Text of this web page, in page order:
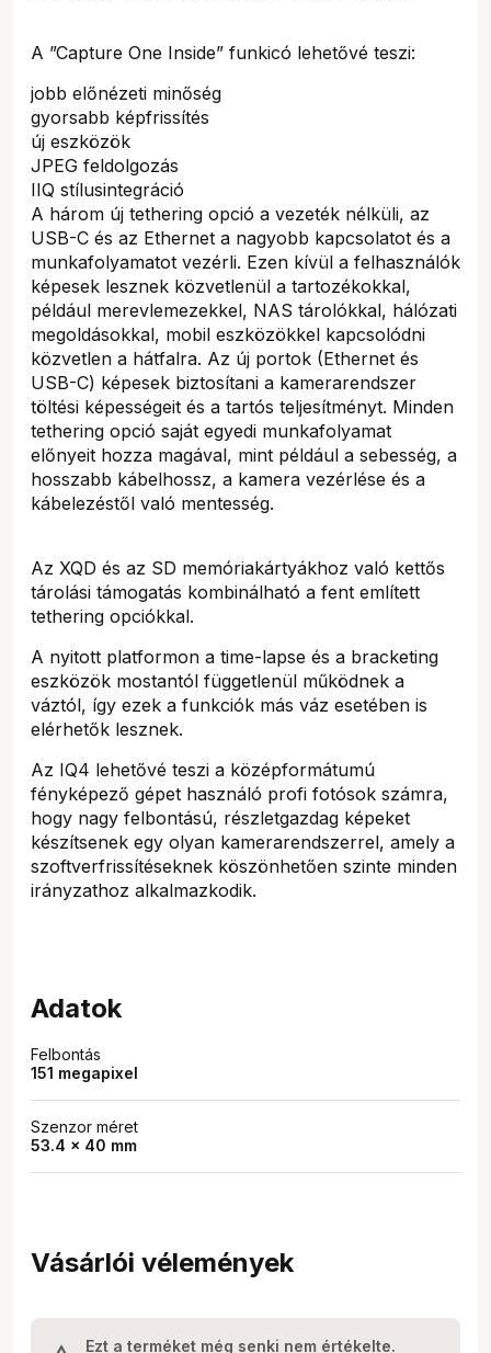
A ”Capture One Inside” funkicó lehetővé teszi:
jobb előnézeti minőség
gyorsabb képfrissítés
új eszközök
JPEG feldolgozás
IIQ stílusintegráció
A három új tethering opció a vezeték nélküli, az
USB-C és az Ethernet a nagyobb kapcsolatot és a
munkafolyamatot vezérli. Ezen kívül a felhasználók
képesek lesznek közvetlenül a tartozékokkal,
például merevlemezekkel, NAS tárolókkal, hálózati
megoldásokkal, mobil eszközökkel kapcsolódni
közvetlen a hátfalra. Az új portok (Ethernet és
USB-C) képesek biztosítani a kamerarendszer
töltési képességeit és a tartós teljesítményt. Minden
tethering opció saját egyedi munkafolyamat
előnyeit hozza magával, mint például a sebesség, a
hosszabb kábelhossz, a kamera vezérlése és a
kábelezéstől való mentesség.
Az XQD és az SD memóriakártyákhoz való kettős
tárolási támogatás kombinálható a fent említett
tethering opciókkal.
A nyitott platformon a time-lapse és a bracketing
eszközök mostantól függetlenül működnek a
váztól, így ezek a funkciók más váz esetében is
elérhetők lesznek.
Az IQ4 lehetővé teszi a középformátumú
fényképező gépet használó profi fotósok számra,
hogy nagy felbontású, részletgazdag képeket
készítsenek egy olyan kamerarendszerrel, amely a
szoftverfrissítéseknek köszönhetően szinte minden
irányzathoz alkalmazkodik.
Adatok
Felbontás
151 megapixel
Szenzor méret
53.4 x 40 mm
Vásárlói vélemények
Ezt a terméket még senki nem értékelte.